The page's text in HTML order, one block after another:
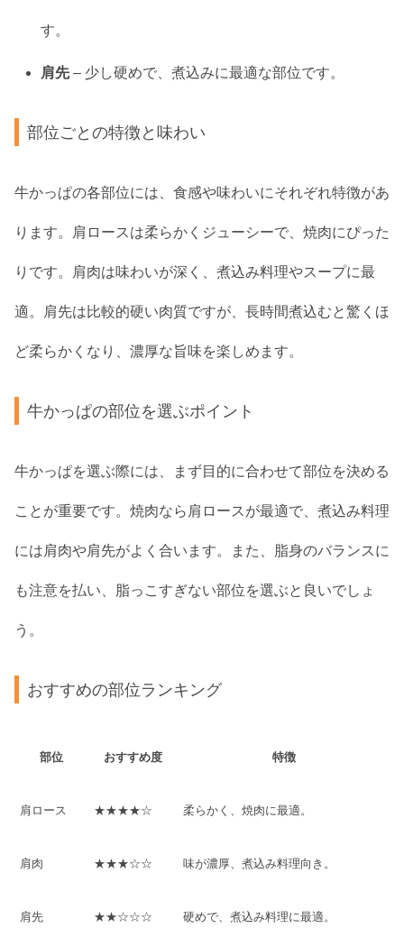
す。
肩先– 少し硬めで、煮込みに最適な部位です。
部位ごとの特徴と味わい
牛かっぱの各部位には、食感や味わいにそれぞれ特徴があ
ります。肩ロースは柔らかくジューシーで、焼肉にぴった
りです。肩肉は味わいが深く、煮込み料理やスープに最
適。肩先は比較的硬い肉質ですが、長時間煮込むと驚くほ
ど柔らかくなり、濃厚な旨味を楽しめます。
牛かっぱの部位を選ぶポイント
牛かっぱを選ぶ際には、まず目的に合わせて部位を決める
ことが重要です。焼肉なら肩ロースが最適で、煮込み料理
には肩肉や肩先がよく合います。また、脂身のバランスに
も注意を払い、脂っこすぎない部位を選ぶと良いでしょ
う。
おすすめの部位ランキング
部位 おすすめ度 特徴
肩ロース ★★★★☆ 柔らかく、焼肉に最適。
肩肉 ★★★☆☆ 味が濃厚、煮込み料理向き。
肩先 ★★☆☆☆ 硬めで、煮込み料理に最適。